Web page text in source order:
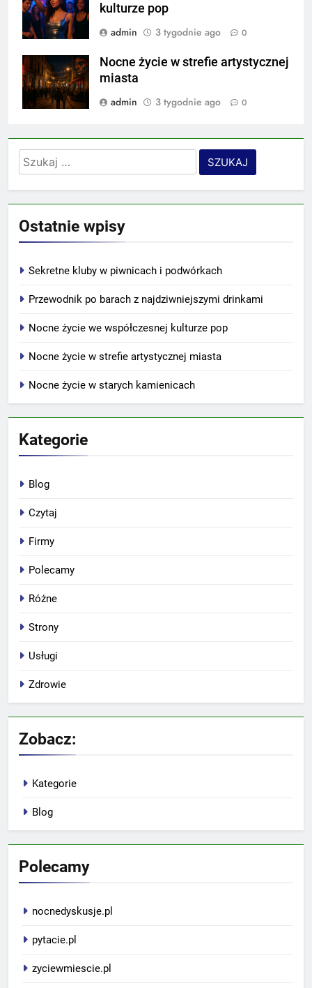
kulturze pop
admin
3 tygodnie ago 0
Nocne życie w strefie artystycznej
miasta
admin
3 tygodnie ago 0
Szukaj:
Ostatnie wpisy
Sekretne kluby w piwnicach i podwórkach
Przewodnik po barach z najdziwniejszymi drinkami
Nocne życie we współczesnej kulturze pop
Nocne życie w strefie artystycznej miasta
Nocne życie w starych kamienicach
Kategorie
Blog
Czytaj
Firmy
Polecamy
Różne
Strony
Usługi
Zdrowie
Zobacz:
Kategorie
Blog
Polecamy
nocnedyskusje.pl
pytacie.pl
zyciewmiescie.pl